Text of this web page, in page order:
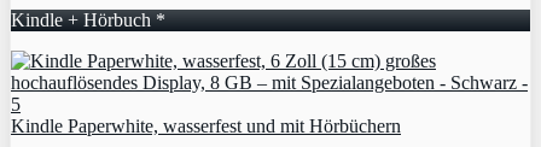
Kindle + Hörbuch *
Kindle Paperwhite, wasserfest und mit Hörbüchern